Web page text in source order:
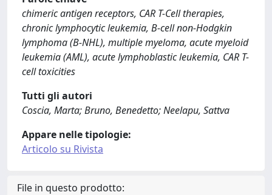
chimeric antigen receptors, CAR T-Cell therapies,
chronic lymphocytic leukemia, B-cell non-Hodgkin
lymphoma (B-NHL), multiple myeloma, acute myeloid
leukemia (AML), acute lymphoblastic leukemia, CAR T-
cell toxicities
Tutti gli autori
Coscia, Marta; Bruno, Benedetto; Neelapu, Sattva
Appare nelle tipologie:
Articolo su Rivista
File in questo prodotto: